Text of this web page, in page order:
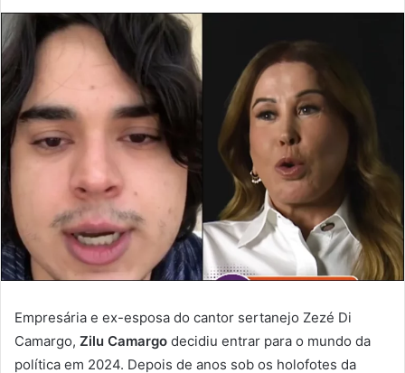
Empresária e ex-esposa do cantor sertanejo Zezé Di
Camargo, Zilu Camargo decidiu entrar para o mundo da
política em 2024. Depois de anos sob os holofotes da